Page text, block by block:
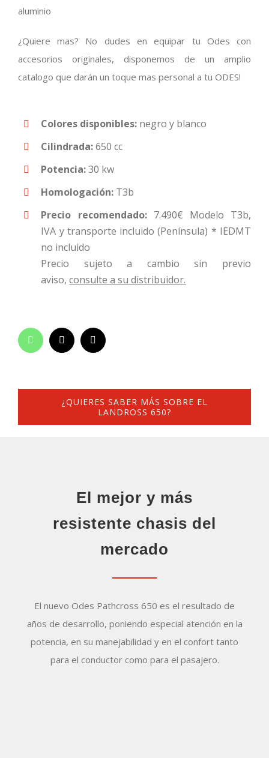
aluminio
¿Quiere mas? No dudes en equipar tu Odes con
accesorios originales, disponemos de un amplio
catalogo que darán un toque mas personal a tu ODES!
Colores disponibles: negro y blanco
Cilindrada:650 cc
Potencia:30 kw
Homologación: T3b
Precio recomendado: 7.490€ Modelo T3b,
IVA y transporte incluido (Península) * IEDMT
no incluido
Precio sujeto a cambio sin previo
aviso,consulte a su distribuidor.
¿QUIERES SABER MÁS SOBRE EL
LANDROSS 650?
El mejor y más
resistente chasis del
mercado
El nuevo Odes Pathcross 650 es el resultado de
años de desarrollo, poniendo especial atención en la
potencia, en su manejabilidad y en el confort tanto
para el conductor como para el pasajero.